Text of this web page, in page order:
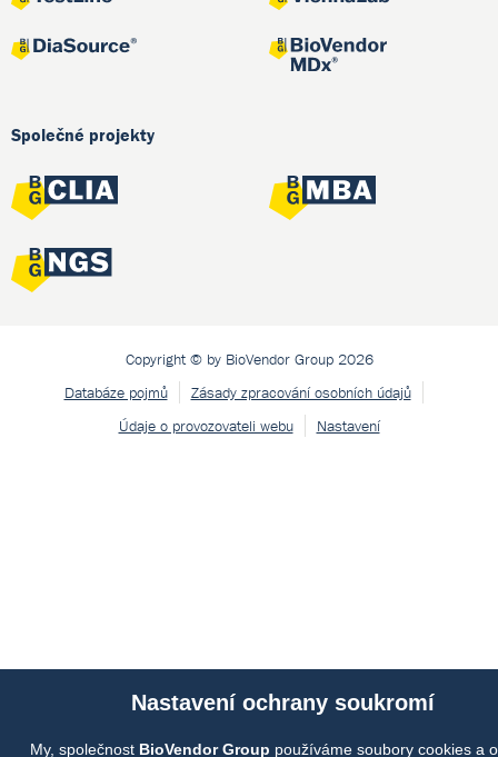
Společné projekty
Copyright © by BioVendor Group 2026
Databáze pojmů
Zásady zpracování osobních údajů
Údaje o provozovateli webu
Nastavení
Nastavení ochrany soukromí
My, společnost BioVendor Group používáme soubory cookies a